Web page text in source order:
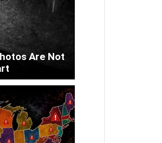
Are Not